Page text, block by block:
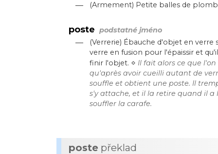
— (Armement) Petite balles de plomb
poste podstatné jméno
—
(Verrerie) Ébauche d'objet en
verre en fusion pour l'épaissir et
finir l'objet. ⋄ Il fait alors ce que
qu'après avoir cueilli autant de
souffle et obtient une poste. Il
s'y attache, et il la retire quand il
souffler la carafe.
poste překlad